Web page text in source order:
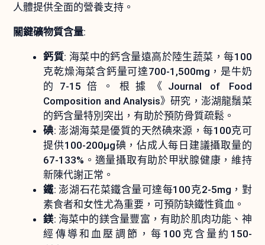
人體提供全面的營養支持。
關鍵礦物質含量:
鈣質: 海菜中的鈣含量遠高於陸生蔬菜，每100
克乾燥海菜含鈣量可達700-1,500mg，是牛奶
的7-15倍。根據《Journal of Food
Composition and Analysis》研究，澎湖龍鬚菜
的鈣含量特別突出，有助於預防骨質疏鬆。
碘: 澎湖海菜是優質的天然碘來源，每100克可
提供100-200μg碘，佔成人每日建議攝取量的
67-133%。適量攝取有助於甲狀腺健康，維持
新陳代謝正常。
鐵: 澎湖石花菜鐵含量可達每100克2-5mg，對
素食者和女性尤為重要，可預防缺鐵性貧血。
鎂: 海菜中的鎂含量豐富，有助於肌肉功能、神
經傳導和血壓調節，每100克含量約150-